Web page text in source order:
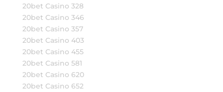
20bet Casino 328
20bet Casino 346
20bet Casino 357
20bet Casino 403
20bet Casino 455
20bet Casino 581
20bet Casino 620
20bet Casino 652